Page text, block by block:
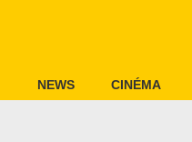
NEWS CINÉMA